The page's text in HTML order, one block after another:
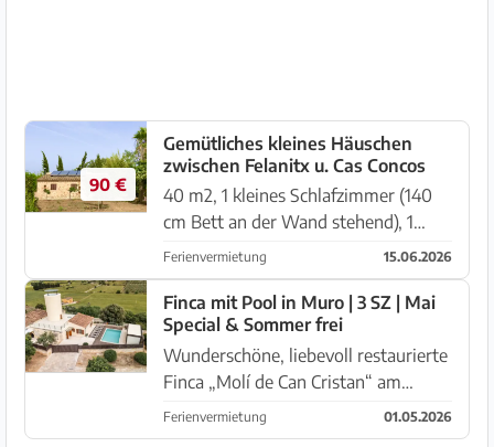
90 €
Gemütliches kleines Häuschen
zwischen Felanitx u. Cas Concos
40 m2, 1 kleines Schlafzimmer (140
cm Bett an der Wand stehend), 1
separate Küche. 1 Badezimmer mit
Dusche, 1Wohn-Essraum mit
ausklappbarem Sofa, Kaminofen,
Klimaanlage, Infrarotheizung im
Schlafzimme...
Ferienvermietung 15.06.2026
Finca mit Pool in Muro | 3 SZ | Mai
Special & Sommer frei
Wunderschöne, liebevoll restaurierte
Finca „Molí de Can Cristan“ am
Stadtrand von Muro 🌿 • 3
Schlafzimmer mit jeweils eigenem
Ferienvermietung 01.05.2026